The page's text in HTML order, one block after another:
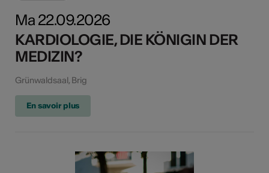
Ma 22.09.2026
KARDIOLOGIE, DIE KÖNIGIN DER
MEDIZIN?
Grünwaldsaal, Brig
En savoir plus